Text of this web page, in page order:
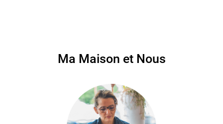
Ma Maison et Nous